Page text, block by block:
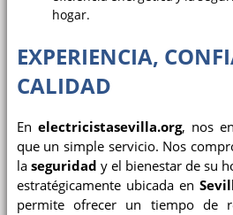
hogar.
EXPERIENCIA,
CALIDAD
En electricistasevilla.org, nos
que un simple servicio. Nos
la seguridad y el bienestar de su
estratégicamente ubicada en
permite ofrecer un tiempo de